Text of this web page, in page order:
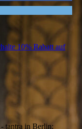
10% Rabatt auf
tantra in Berlin: